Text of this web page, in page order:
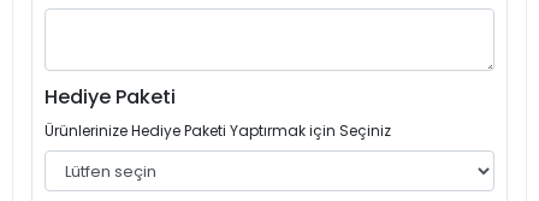
Hediye Paketi
Ürünlerinize Hediye Paketi Yaptırmak için Seçiniz